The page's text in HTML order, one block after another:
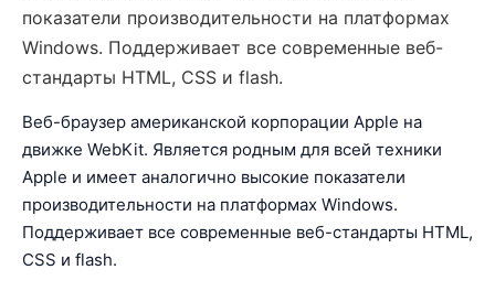
показатели производительности на платформах
Windows. Поддерживает все современные веб-
стандарты HTML, CSS и flash.
Веб-браузер американской корпорации Apple на
движке WebKit. Является родным для всей техники
Apple и имеет аналогично высокие показатели
производительности на платформах Windows.
Поддерживает все современные веб-стандарты HTML,
CSS и flash.